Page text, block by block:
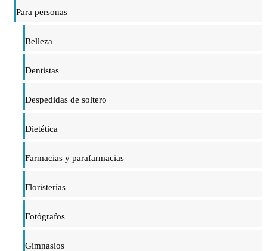
Para personas
Belleza
Dentistas
Despedidas de soltero
Dietética
Farmacias y parafarmacias
Floristerías
Fotógrafos
Gimnasios